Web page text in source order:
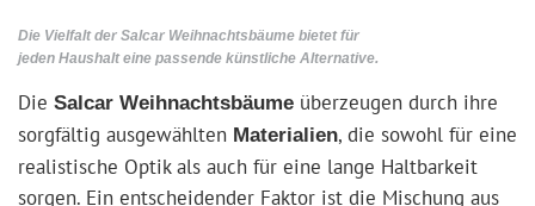
Die Vielfalt der Salcar Weihnachtsbäume bietet für
jeden Haushalt eine passende künstliche Alternative.
Die Salcar Weihnachtsbäume überzeugen durch ihre
sorgfältig ausgewählten Materialien, die sowohl für eine
realistische Optik als auch für eine lange Haltbarkeit
sorgen. Ein entscheidender Faktor ist die Mischung aus